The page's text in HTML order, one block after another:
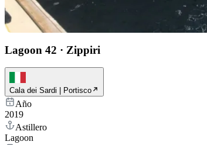
Lagoon 42 · Zippiri
Cala dei Sardi | Portisco
Año
2019
Astillero
Lagoon